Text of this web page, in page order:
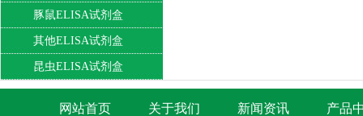
豚鼠ELISA试剂盒
其他ELISA试剂盒
昆虫ELISA试剂盒
网站首页 关于我们 新闻资讯 产品